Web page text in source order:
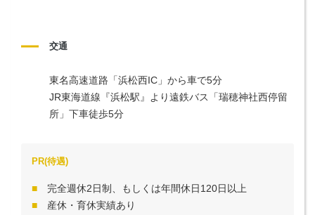
交通
東名高速道路「浜松西IC」から車で5分
JR東海道線『浜松駅』より遠鉄バス「瑞穂神社西停留
所」下車徒歩5分
PR(待遇)
完全週休2日制、もしくは年間休日120日以上
産休・育休実績あり